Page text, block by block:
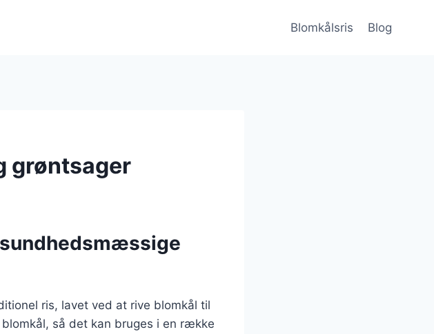
Blomkålsris Blog
grøntsager
ris, lavet ved at rive blomkål til
så det kan bruges i en række